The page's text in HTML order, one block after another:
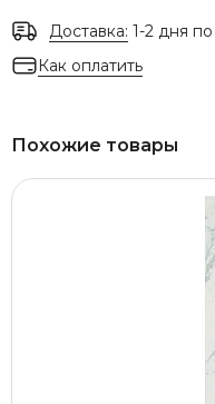
Доставка: 1-2 дня
Как оплатить
Похожие товары